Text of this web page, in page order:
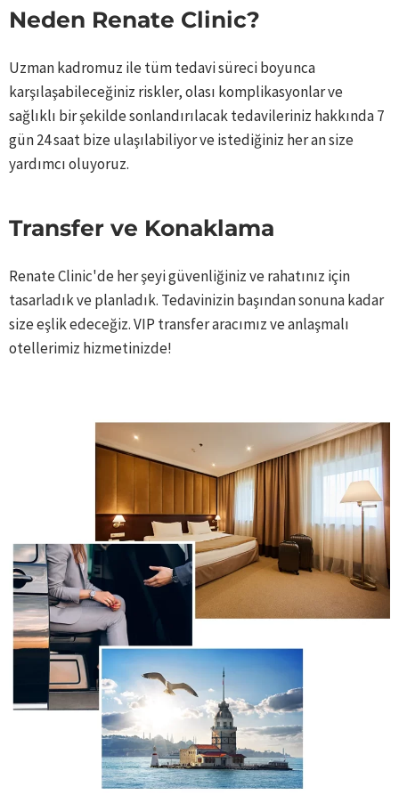
Neden Renate Clinic?
Uzman kadromuz ile tüm tedavi süreci boyunca
karşılaşabileceğiniz riskler, olası komplikasyonlar ve
sağlıklı bir şekilde sonlandırılacak tedavileriniz hakkında 7
gün 24 saat bize ulaşılabiliyor ve istediğiniz her an size
yardımcı oluyoruz.
Transfer ve Konaklama ​
Renate Clinic'de her şeyi güvenliğiniz ve rahatınız için
tasarladık ve planladık. Tedavinizin başından sonuna kadar
size eşlik edeceğiz. VIP transfer aracımız ve anlaşmalı
otellerimiz hizmetinizde! ​